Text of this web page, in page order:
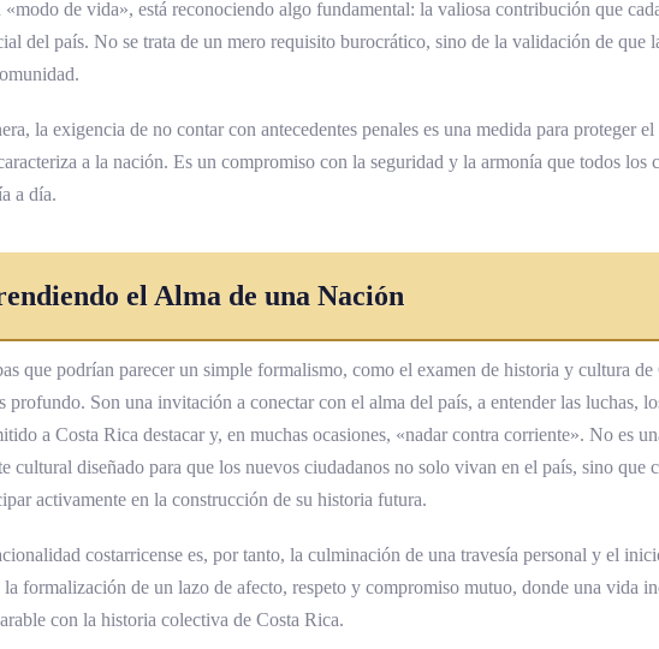
«modo de vida», está reconociendo algo fundamental: la valiosa contribución que
del país. No se trata de un mero requisito burocrático, sino de la validación de que
la exigencia de no contar con antecedentes penales es una medida para proteger
a la nación. Es un compromiso con la seguridad y la armonía que todos los
a día.
el Alma de una Nación
que podrían parecer un simple formalismo, como el examen de historia y cultura de
profundo. Son una invitación a conectar con el alma del país, a entender las luchas,
a Costa Rica destacar y, en muchas ocasiones, «nadar contra corriente». No es
cultural diseñado para que los nuevos ciudadanos no solo vivan en el país, sino que
activamente en la construcción de su historia futura.
costarricense es, por tanto, la culminación de una travesía personal y el
la formalización de un lazo de afecto, respeto y compromiso mutuo, donde una vida
con la historia colectiva de Costa Rica.